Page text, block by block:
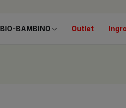
BIO-BAMBINO Outlet